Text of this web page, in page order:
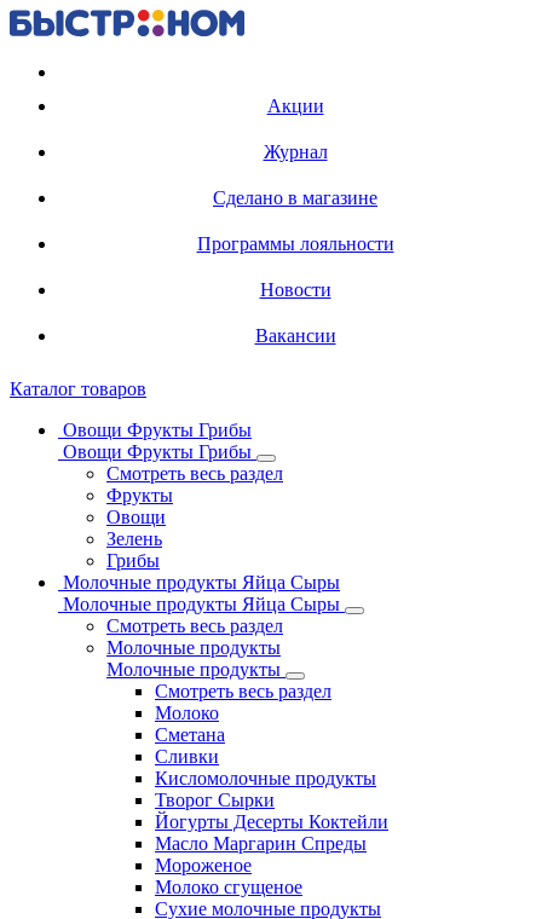
Акции
Журнал
Сделано в магазине
Программы лояльности
Новости
Вакансии
Каталог товаров
Овощи Фрукты Грибы
Овощи Фрукты Грибы
Смотреть весь раздел
Фрукты
Овощи
Зелень
Грибы
Молочные продукты Яйца Сыры
Молочные продукты Яйца Сыры
Смотреть весь раздел
Молочные продукты
Молочные продукты
Смотреть весь раздел
Молоко
Сметана
Сливки
Кисломолочные продукты
Творог Сырки
Йогурты Десерты Коктейли
Масло Маргарин Спреды
Мороженое
Молоко сгущеное
Сухие молочные продукты